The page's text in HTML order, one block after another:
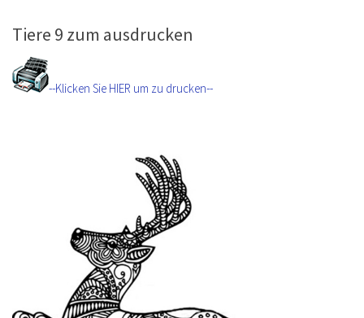
Tiere 9 zum ausdrucken
--Klicken Sie HIER um zu drucken--